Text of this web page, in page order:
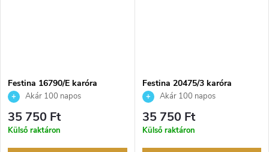
Festina 16790/E karóra
Akár 100 napos
visszaküldési lehetőség. Hivatalos
márkakereskedő.
35 750 Ft
Külső raktáron
Festina 20475/3 karóra
Akár 100 napos
visszaküldési lehetőség. Hivatalos
márkakereskedő.
35 750 Ft
Külső raktáron